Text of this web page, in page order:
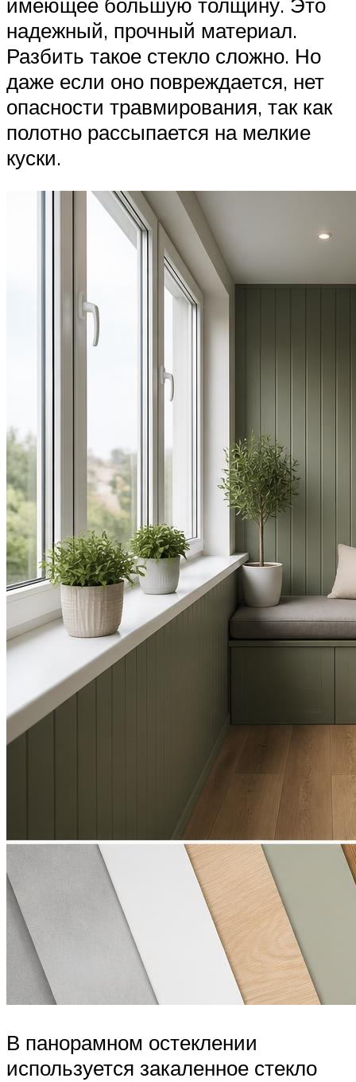
надежный, прочный материал.
Разбить такое стекло сложно. Но
даже если оно повреждается, нет
опасности травмирования, так как
полотно рассыпается на мелкие
куски.
В панорамном остеклении
используется закаленное стекло